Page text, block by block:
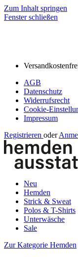
Zum Inhalt springen
Fenster schließen
AGB
Datenschutz
Widerrufsrecht
Cookie-
Impressum
Registrieren oder
Neu
Hemden
Strick & Sweat
Polos & T-Shirts
Unterwäsche
Sale
Zur Kategorie Hemden